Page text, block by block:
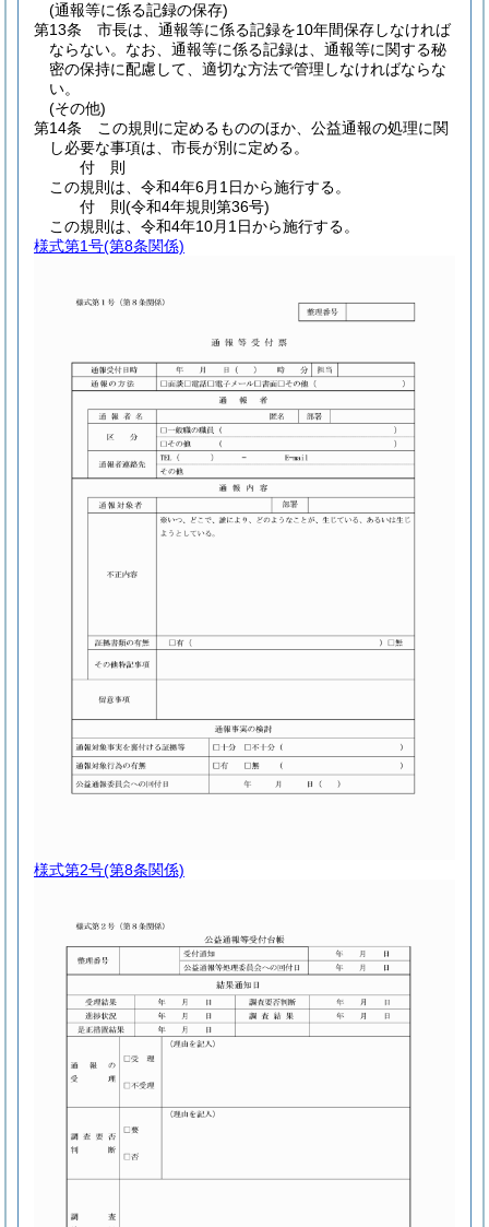
(通報等に係る記録の保存)
第13条
市長は、通報等に係る記録を10年間保存しなければ
ならない。 なお、通報等に係る記録は、通報等に関する秘
密の保持に配慮して、適切な方法で管理しなければならな
い。
(その他)
第14条
この規則に定めるもののほか、公益通報の処理に関
し必要な事項は、市長が別に定める。
付 則
この規則は、令和4年6月1日から施行する。
付 則(令和4年規則第36号)
この規則は、令和4年10月1日から施行する。
様式第1号(第8条関係)
様式第2号(第8条関係)